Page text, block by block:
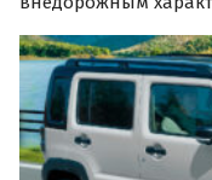
классифайдов
автомобилей